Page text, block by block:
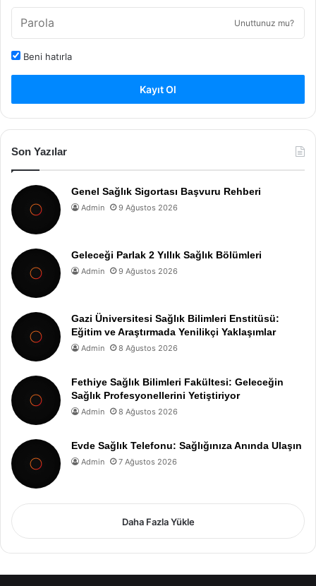
Unuttunuz mu?
Beni hatırla
Kayıt Ol
Son Yazılar
Genel Sağlık Sigortası Başvuru Rehberi
Admin 9 Ağustos 2026
Geleceği Parlak 2 Yıllık Sağlık Bölümleri
Admin 9 Ağustos 2026
Gazi Üniversitesi Sağlık Bilimleri Enstitüsü:
Eğitim ve Araştırmada Yenilikçi Yaklaşımlar
Admin 8 Ağustos 2026
Fethiye Sağlık Bilimleri Fakültesi: Geleceğin
Sağlık Profesyonellerini Yetiştiriyor
Admin 8 Ağustos 2026
Evde Sağlık Telefonu: Sağlığınıza Anında Ulaşın
Admin 7 Ağustos 2026
Daha Fazla Yükle